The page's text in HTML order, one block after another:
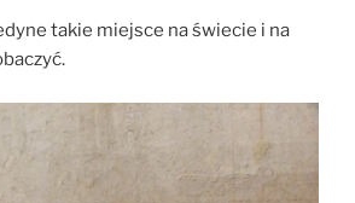
takie miejsce na świecie i na